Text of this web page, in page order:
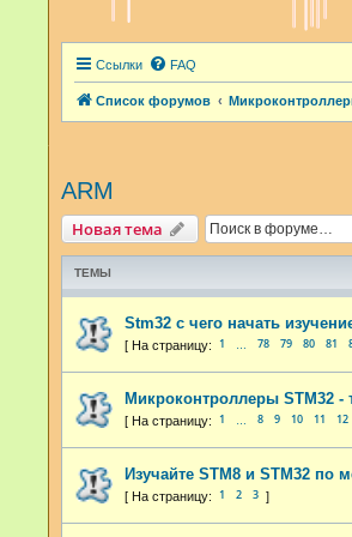
Ссылки FAQ
Список форумов
ARM
Новая тема
ТЕМЫ
Stm32 с чего начать
1 78 79 80 81
Микроконтроллеры STM32 -
1 8 9 10 11 12
Изучайте STM8 и STM32 по
1 2 3